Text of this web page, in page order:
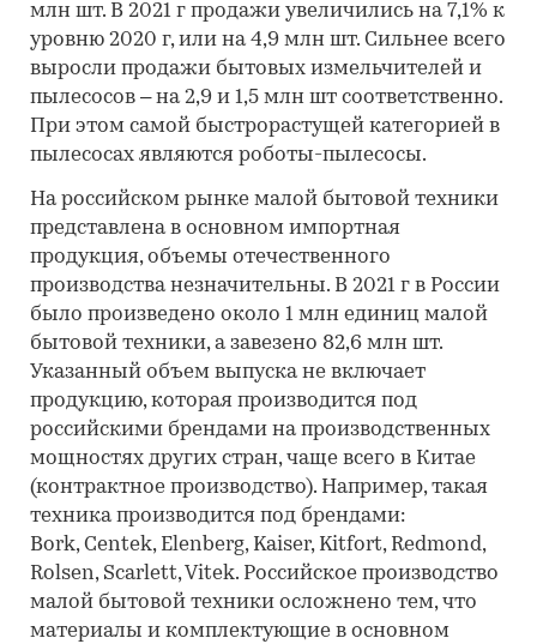
млн шт. В 2021 г продажи увеличились на 7,1% к
уровню 2020 г, или на 4,9 млн шт. Сильнее всего
выросли продажи бытовых измельчителей и
пылесосов – на 2,9 и 1,5 млн шт соответственно.
При этом самой быстрорастущей категорией в
пылесосах являются роботы-пылесосы.
На российском рынке малой бытовой техники
представлена в основном импортная
продукция, объемы отечественного
производства незначительны. В 2021 г в России
было произведено около 1 млн единиц малой
бытовой техники, а завезено 82,6 млн шт.
Указанный объем выпуска не включает
продукцию, которая производится под
российскими брендами на производственных
мощностях других стран, чаще всего в Китае
(контрактное производство). Например, такая
техника производится под брендами:
Bork, Centek, Elenberg, Kaiser, Kitfort, Redmond,
Rolsen, Scarlett, Vitek. Российское производство
малой бытовой техники осложнено тем, что
материалы и комплектующие в основном